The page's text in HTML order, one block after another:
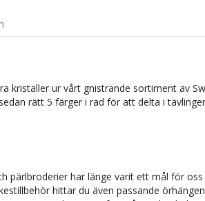
kristaller ur vårt gnistrande sortiment av
rätt 5 färger i rad för att delta i
pärlbroderier har länge varit ett mål för
hittar du även passande